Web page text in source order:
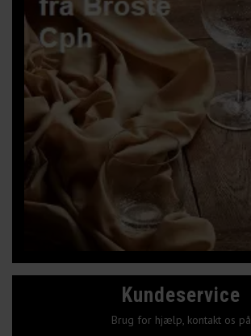
Kundeservice
Brug for hjælp, kontakt os på